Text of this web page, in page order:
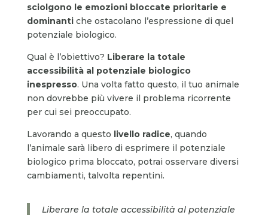
sciolgono le emozioni bloccate prioritarie e
dominantiche ostacolano l’espressione di quel
potenziale biologico.
Qual è l’obiettivo? Liberare la totale
accessibilità al potenziale biologico
inespresso. Una volta fatto questo, il tuo animale
non dovrebbe più vivere il problema ricorrente
per cui sei preoccupato.
Lavorando a questo livello radice, quando
l’animale sarà libero di esprimere il potenziale
biologico prima bloccato, potrai osservare diversi
cambiamenti, talvolta repentini.
Liberare la totale accessibilità al potenziale